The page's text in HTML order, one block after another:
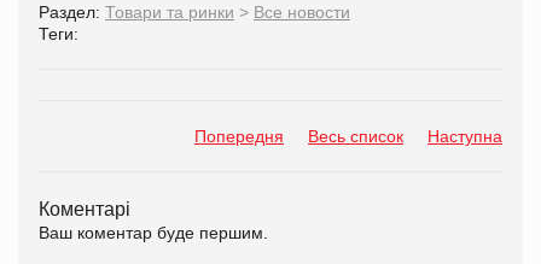
Раздел: Товари та ринки > Все новости
Теги:
Попередня Весь список Наступна
Коментарі
Ваш коментар буде першим.